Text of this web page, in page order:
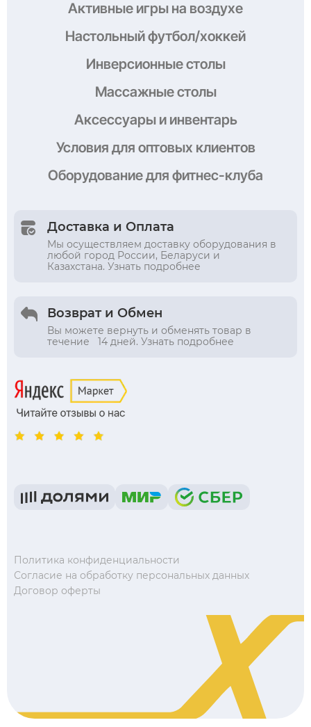
Активные игры на воздухе
Настольный футбол/хоккей
Инверсионные столы
Массажные столы
Аксессуары и инвентарь
Условия для оптовых клиентов
Оборудованиедля фитнес-клуба
Доставка и Оплата
Мы осуществляем доставку оборудования в
любой город России, Беларуси и
Казахстана. Узнать подробнее
Возврат и Обмен
Вы можете вернуть и обменять товар в
течение 14 дней. Узнать подробнее
Политика конфиденциальности
Согласие на обработку персональных данных
Договор оферты